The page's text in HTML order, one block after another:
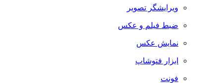
ویرایشگر تصویر
ضبط فيلم و عكس
نمایش عکس
ابزار فتوشاپ
فونت